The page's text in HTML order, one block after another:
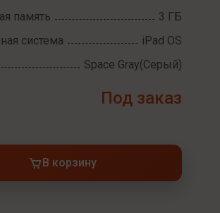
память
3 ГБ
система
iPad OS
Space Gray(Серый)
Под заказ
В корзину